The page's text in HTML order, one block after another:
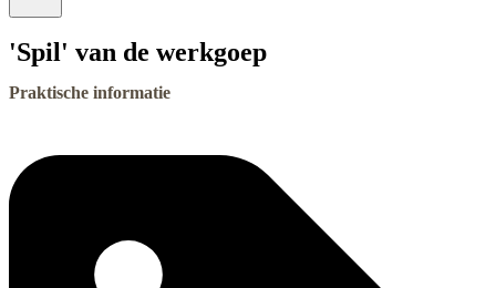
'Spil' van de werkgoep
Praktische informatie